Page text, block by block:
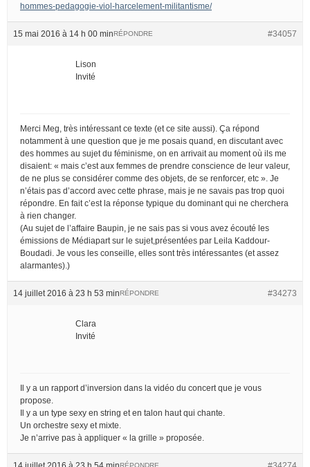
hommes-pedagogie-viol-harcelement-militantisme/
15 mai 2016 à 14 h 00 min #34057
RÉPONDRE
Lison
Invité
Merci Meg, très intéressant ce texte (et ce site aussi). Ça répond
notamment à une question que je me posais quand, en discutant avec
des hommes au sujet du féminisme, on en arrivait au moment où ils me
disaient: « mais c’est aux femmes de prendre conscience de leur valeur,
de ne plus se considérer comme des objets, de se renforcer, etc ». Je
n’étais pas d’accord avec cette phrase, mais je ne savais pas trop quoi
répondre. En fait c’est la réponse typique du dominant qui ne cherchera
à rien changer.
(Au sujet de l’affaire Baupin, je ne sais pas si vous avez écouté les
émissions de Médiapart sur le sujet,présentées par Leila Kaddour-
Boudadi. Je vous les conseille, elles sont très intéressantes (et assez
alarmantes).)
14 juillet 2016 à 23 h 53 min #34273
RÉPONDRE
Clara
Invité
Il y a un rapport d’inversion dans la vidéo du concert que je vous
propose.
Il y a un type sexy en string et en talon haut qui chante.
Un orchestre sexy et mixte.
Je n’arrive pas à appliquer « la grille » proposée.
RÉPONDRE